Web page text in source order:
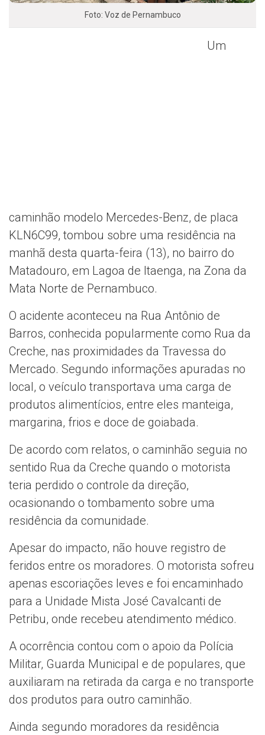
Foto: Voz de Pernambuco
Um
caminhão modelo Mercedes-Benz, de placa
KLN6C99, tombou sobre uma residência na
manhã desta quarta-feira (13), no bairro do
Matadouro, em Lagoa de Itaenga, na Zona da
Mata Norte de Pernambuco.
O acidente aconteceu na Rua Antônio de
Barros, conhecida popularmente como Rua da
Creche, nas proximidades da Travessa do
Mercado. Segundo informações apuradas no
local, o veículo transportava uma carga de
produtos alimentícios, entre eles manteiga,
margarina, frios e doce de goiabada.
De acordo com relatos, o caminhão seguia no
sentido Rua da Creche quando o motorista
teria perdido o controle da direção,
ocasionando o tombamento sobre uma
residência da comunidade.
Apesar do impacto, não houve registro de
feridos entre os moradores. O motorista sofreu
apenas escoriações leves e foi encaminhado
para a Unidade Mista José Cavalcanti de
Petribu, onde recebeu atendimento médico.
A ocorrência contou com o apoio da Polícia
Militar, Guarda Municipal e de populares, que
auxiliaram na retirada da carga e no transporte
dos produtos para outro caminhão.
Ainda segundo moradores da residência